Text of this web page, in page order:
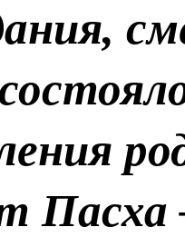
Пасха